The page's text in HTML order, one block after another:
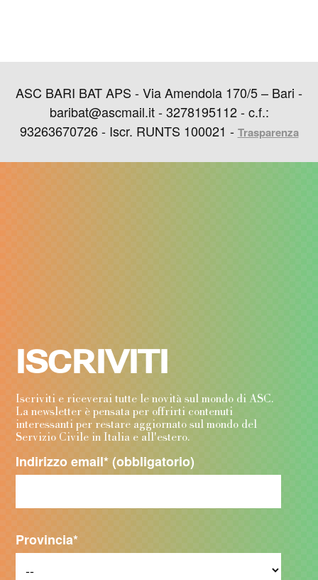
ASC BARI BAT APS - Via Amendola 170/5 – Bari -
baribat@ascmail.it - 3278195112 - c.f.:
93263670726 - Iscr. RUNTS 100021 - Trasparenza
ISCRIVITI
Iscriviti e riceverai tutte le novità sul mondo di ASC.
La newsletter è pensata per offrirti contenuti
interessanti per restare aggiornato sul mondo del
Servizio Civile in Italia e all'estero.
Indirizzo email* (obbligatorio)
Provincia*